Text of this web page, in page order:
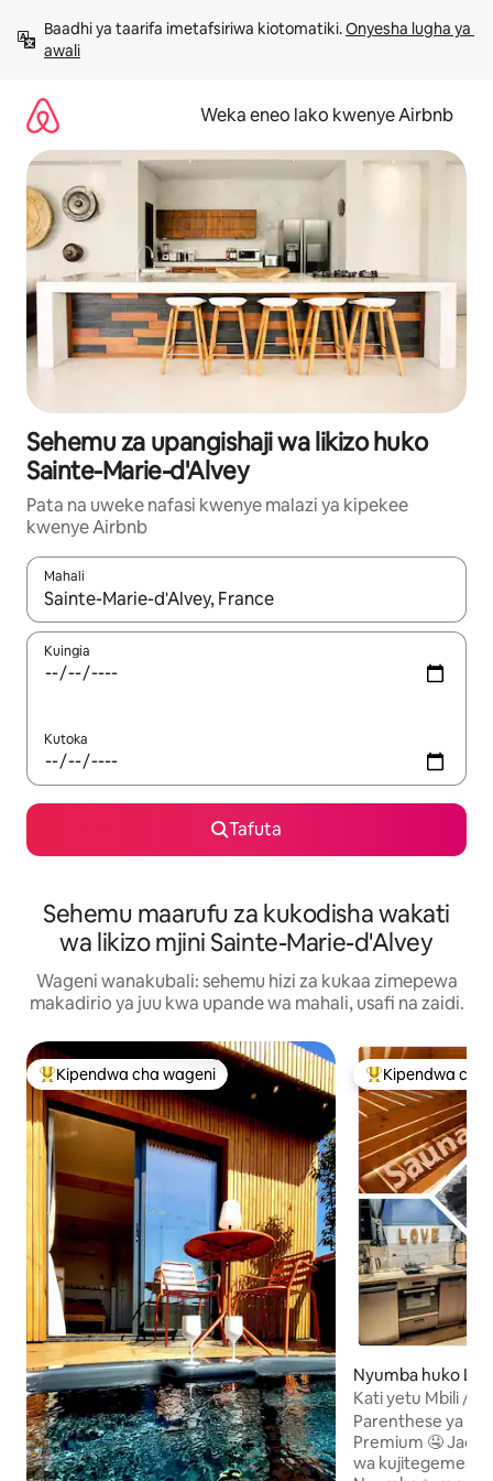
kwenda
kwenye
Baadhi ya taarifa imetafsiriwa kiotomatiki. Onyesha lugha ya
awali
Weka eneo lako kwenye Airbnb
Sehemu za upangishaji wa likizo huko
Sainte-Marie-d'Alvey
Pata na uweke nafasi kwenye malazi ya kipekee
kwenye Airbnb
Mahali
Wakati matokeo yanapatikana, vinjari kwa kutumia vitufe vya
Kuingia
Kutoka
Tafuta
Sehemu maarufu za kukodisha wakati
wa likizo mjini Sainte-Marie-d'Alvey
Wageni wanakubali: sehemu hizi za kukaa zimepewa
makadirio ya juu kwa upande wa mahali, usafi na zaidi.
Kipendwa maarufu cha wageni
Kipendwa cha wageni Kipendwa
Kipendwa cha
Nyumba huko Les
Kati yetu Mbili /
Parenthese ya ❤️
Premium 🤤
wa kujitegemea